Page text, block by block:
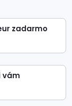
zadarmo
vám